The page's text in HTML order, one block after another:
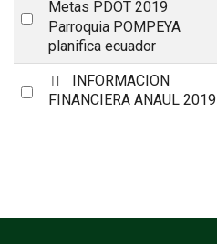
Select
item
d
f
Metas PDOT 2019
Parroquia POMPEYA
planifica ecuador
Select
p
d
INFORMACION
FINANCIERA ANAUL 2019